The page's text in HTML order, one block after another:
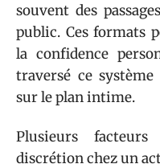
souvent des
public. Ces formats
la confidence
traversé ce
sur le plan intime.
Plusieurs
discrétion chez un